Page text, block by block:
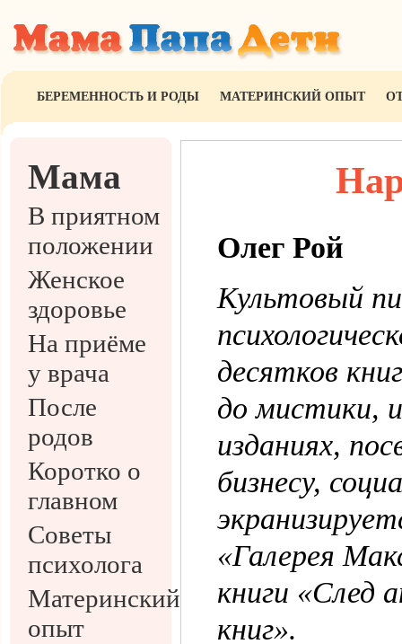
БЕРЕМЕННОСТЬ И РОДЫ МАТЕРИНСКИЙ ОПЫТ
Мама
В приятном
положении
Женское
здоровье
На приёме
у врача
После
родов
Коротко о
главном
Советы
психолога
Материнский
опыт
Олег Рой
Культовый
десятков
до мистики,
изданиях,
бизнесу,
«Галерея
книги «След
книг».